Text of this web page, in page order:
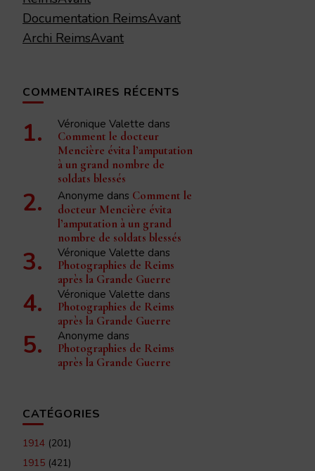
Documentation ReimsAvant
Archi ReimsAvant
COMMENTAIRES RÉCENTS
Véronique Valette dans
Comment le docteur
Mencière évita l’amputation
à un grand nombre de
soldats blessés
Anonyme dans Comment le
docteur Mencière évita
l’amputation à un grand
nombre de soldats blessés
Véronique Valette dans
Photographies de Reims
après la Grande Guerre
Véronique Valette dans
Photographies de Reims
après la Grande Guerre
Anonyme dans
Photographies de Reims
après la Grande Guerre
CATÉGORIES
1914 (201)
1915 (421)